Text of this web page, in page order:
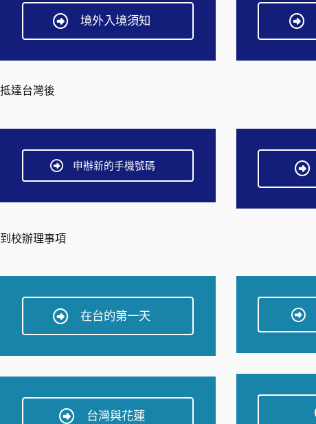
境外入境須知
抵達台灣後
申辦新的手機號碼
到校辦理事項
在台的第一天
台灣與花蓮